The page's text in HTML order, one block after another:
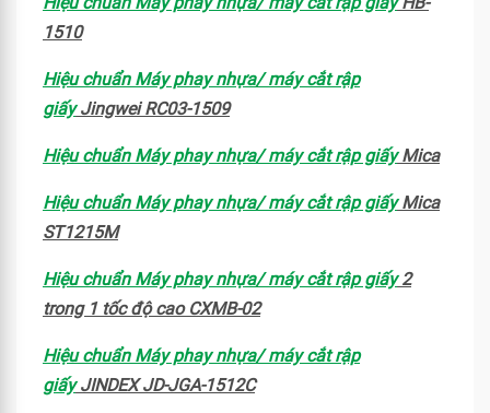
1510
Hiệu chuẩn Máy phay nhựa/ máy cắt rập
giấyJingwei RC03-1509
Hiệu chuẩn Máy phay nhựa/ máy cắt rập giấyMica
Hiệu chuẩn Máy phay nhựa/ máy cắt rập giấyMica
ST1215M
Hiệu chuẩn Máy phay nhựa/ máy cắt rập giấy2
trong 1 tốc độ cao CXMB-02
Hiệu chuẩn Máy phay nhựa/ máy cắt rập
giấyJINDEX JD-JGA-1512C